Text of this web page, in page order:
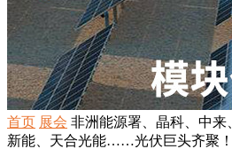
首页 展会 非洲能源署、晶科、中
新能、天合光能……光伏巨头齐聚！